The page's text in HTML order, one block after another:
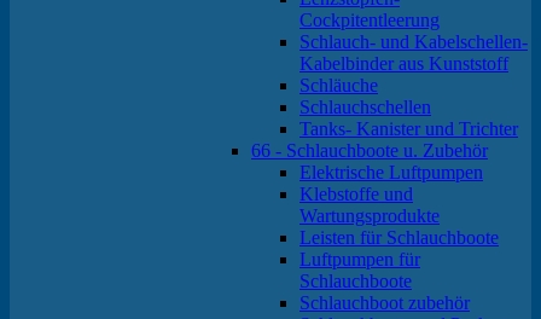
Cockpitentleerung
Schlauch- und Kabelschellen-
Kabelbinder aus Kunststoff
Schläuche
Schlauchschellen
Tanks- Kanister und Trichter
66 - Schlauchboote u. Zubehör
Elektrische Luftpumpen
Klebstoffe und
Wartungsprodukte
Leisten für Schlauchboote
Luftpumpen für
Schlauchboote
Schlauchboot zubehör